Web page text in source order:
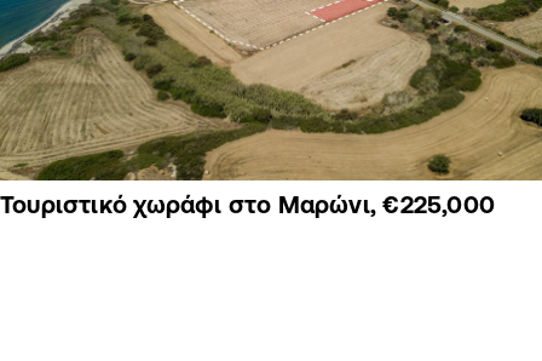
Τουριστικό χωράφι στο Μαρώνι, €225,000